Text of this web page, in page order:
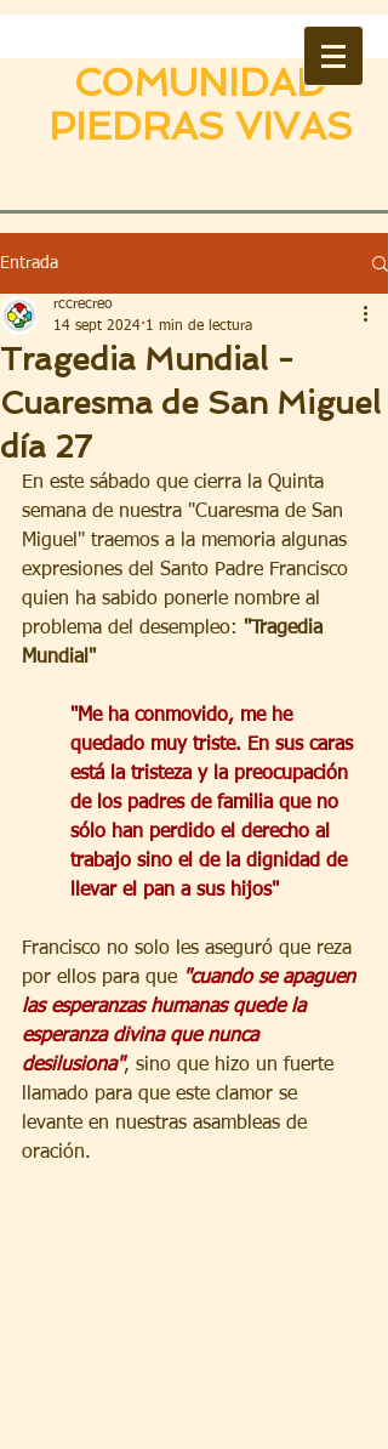
COMUNIDAD
PIEDRAS VIVAS
Entrada
Tragedia Mundial -
Cuaresma de San Miguel
día 27
rccrecreo
14 sept 2024 1 min de lectura
En este sábado que cierra la Quinta
semana de nuestra "Cuaresma de San
Miguel" traemos a la memoria algunas
expresiones del Santo Padre Francisco
quien ha sabido ponerle nombre al
problema del desempleo: "Tragedia
Mundial"
"Me ha conmovido, me he
quedado muy triste. En sus caras
está la tristeza y la preocupación
de los padres de familia que no
sólo han perdido el derecho al
trabajo sino el de la dignidad de
llevar el pan a sus hijos"
Francisco no solo les aseguró que reza
por ellos para que "cuando se apaguen
las esperanzas humanas quede la
esperanza divina que nunca
desilusiona", sino que hizo un fuerte
llamado para que este clamor se
levante en nuestras asambleas de
oración.